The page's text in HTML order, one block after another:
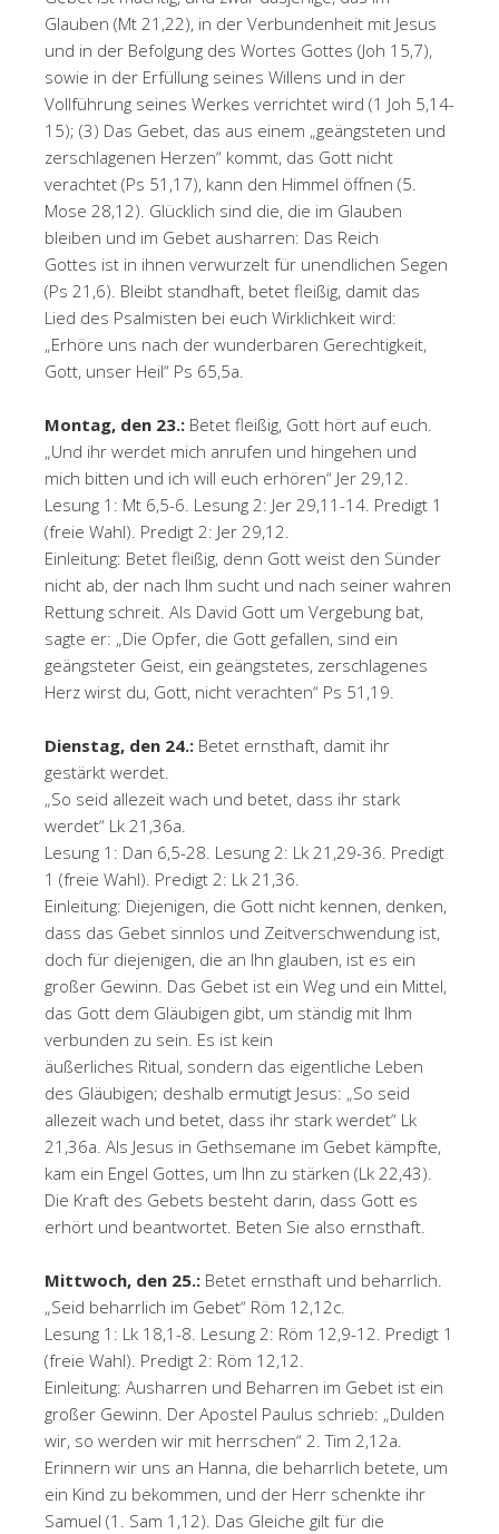
Glauben (Mt 21,22), in der Verbundenheit mit Jesus
und in der Befolgung des Wortes Gottes (Joh 15,7),
sowie in der Erfüllung seines Willens und in der
Vollführung seines Werkes verrichtet wird (1 Joh 5,14-
15); (3) Das Gebet, das aus einem „geängsteten und
zerschlagenen Herzen“ kommt, das Gott nicht
verachtet (Ps 51,17), kann den Himmel öffnen (5.
Mose 28,12). Glücklich sind die, die im Glauben
bleiben und im Gebet ausharren: Das Reich
Gottes ist in ihnen verwurzelt für unendlichen Segen
(Ps 21,6). Bleibt standhaft, betet fleißig, damit das
Lied des Psalmisten bei euch Wirklichkeit wird:
„Erhöre uns nach der wunderbaren Gerechtigkeit,
Gott, unser Heil“ Ps 65,5a.
Montag, den 23.: Betet fleißig, Gott hört auf euch.
„Und ihr werdet mich anrufen und hingehen und
mich bitten und ich will euch erhören“ Jer 29,12.
Lesung 1: Mt 6,5-6. Lesung 2: Jer 29,11-14. Predigt 1
(freie Wahl). Predigt 2: Jer 29,12.
Einleitung: Betet fleißig, denn Gott weist den Sünder
nicht ab, der nach Ihm sucht und nach seiner wahren
Rettung schreit. Als David Gott um Vergebung bat,
sagte er: „Die Opfer, die Gott gefallen, sind ein
geängsteter Geist, ein geängstetes, zerschlagenes
Herz wirst du, Gott, nicht verachten“ Ps 51,19.
Dienstag, den 24.: Betet ernsthaft, damit ihr
gestärkt werdet.
„So seid allezeit wach und betet, dass ihr stark
werdet“ Lk 21,36a.
Lesung 1: Dan 6,5-28. Lesung 2: Lk 21,29-36. Predigt
1 (freie Wahl). Predigt 2: Lk 21,36.
Einleitung: Diejenigen, die Gott nicht kennen, denken,
dass das Gebet sinnlos und Zeitverschwendung ist,
doch für diejenigen, die an Ihn glauben, ist es ein
großer Gewinn. Das Gebet ist ein Weg und ein Mittel,
das Gott dem Gläubigen gibt, um ständig mit Ihm
verbunden zu sein. Es ist kein
äußerliches Ritual, sondern das eigentliche Leben
des Gläubigen; deshalb ermutigt Jesus: „So seid
allezeit wach und betet, dass ihr stark werdet“ Lk
21,36a. Als Jesus in Gethsemane im Gebet kämpfte,
kam ein Engel Gottes, um Ihn zu stärken (Lk 22,43).
Die Kraft des Gebets besteht darin, dass Gott es
erhört und beantwortet. Beten Sie also ernsthaft.
Mittwoch, den 25.: Betet ernsthaft und beharrlich.
„Seid beharrlich im Gebet“ Röm 12,12c.
Lesung 1: Lk 18,1-8. Lesung 2: Röm 12,9-12. Predigt 1
(freie Wahl). Predigt 2: Röm 12,12.
Einleitung: Ausharren und Beharren im Gebet ist ein
großer Gewinn. Der Apostel Paulus schrieb: „Dulden
wir, so werden wir mit herrschen“ 2. Tim 2,12a.
Erinnern wir uns an Hanna, die beharrlich betete, um
ein Kind zu bekommen, und der Herr schenkte ihr
Samuel (1. Sam 1,12). Das Gleiche gilt für die